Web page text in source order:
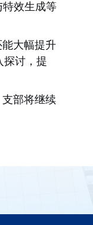
效生成等
大幅提升
探讨，提
部将继续